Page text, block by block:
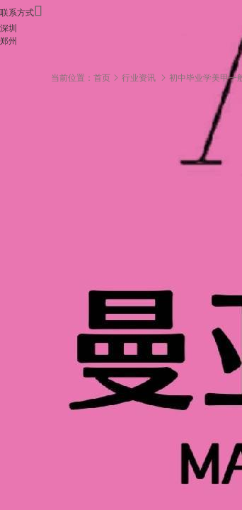
联系方式
深圳
郑州
当前位置： 首页 行业资讯 初中毕业学美甲一
初中毕业学
初中毕业学美甲一般要几个
到熟练水平。想从事美甲行
郑州本地美甲培训的课程体
程。郑州学美甲学费大多在
说白了，靠谱机构能帮你少
开设0基础美甲课程，无任
和去美甲店当学徒相比，专
业学校系统教学，能帮新人